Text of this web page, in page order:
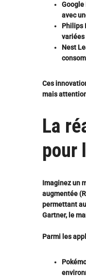
Google
avec
Philips
variées
Nest
Ces
mais
La
pour
Imaginez un
augmentée
permettant
Gartner, le
Parmi les